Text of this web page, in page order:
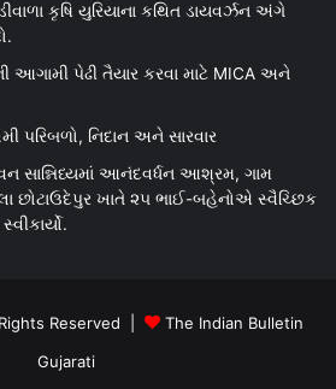
કૃષિ યુરિયાના કથિત ડાયવર્ઝન અંગે
આગામી પેઢી તૈયાર કરવા માટે MICA અને
પરિબળો, નિદાન અને સારવાર
સાન્નિધ્યમાં આનંદવર્ધન આશ્રમ, ગામ
છોટાઉદેપુર ખાતે ૨૫ ભાઈ-બહેનોએ સ્વૈચ્છિક
Reserved |
The Indian Bulletin
Gujarati